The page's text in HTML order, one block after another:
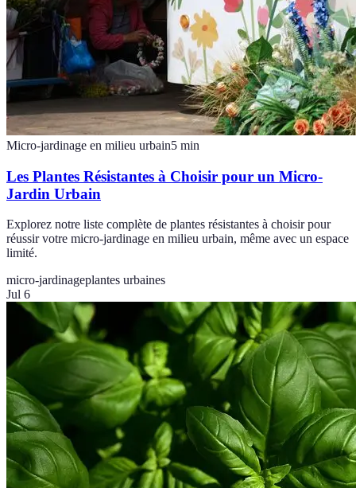
Micro-jardinage en milieu urbain5 min
Les Plantes Résistantes à Choisir pour un Micro-
Jardin Urbain
Explorez notre liste complète de plantes résistantes à choisir pour
réussir votre micro-jardinage en milieu urbain, même avec un espace
limité.
micro-jardinageplantes urbaines
Jul 6